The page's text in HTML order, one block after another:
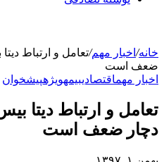
خانه/ اخبار مهم/تعامل و ارتباط
ضعف است
اخبار مهماقتصادیبیمهویژهپیشخوان
تعامل و ارتباط دیتا
دچار ضعف است